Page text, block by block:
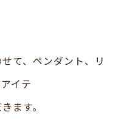
て、ペンダント、リ
イテ
ます。